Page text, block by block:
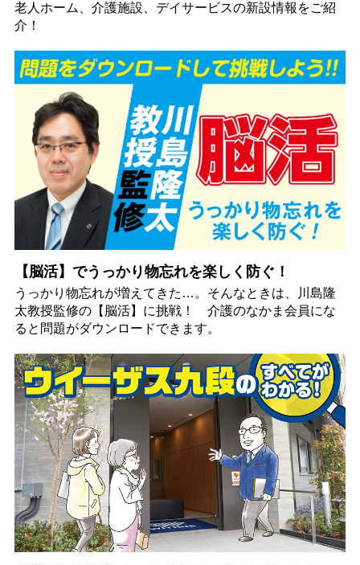
老人ホーム、介護施設、デイサービスの新設情報をご紹
介！
【脳活】でうっかり物忘れを楽しく防ぐ！
うっかり物忘れが増えてきた…。そんなときは、川島隆
太教授監修の【脳活】に挑戦！ 介護のなかま会員にな
ると問題がダウンロードできます。